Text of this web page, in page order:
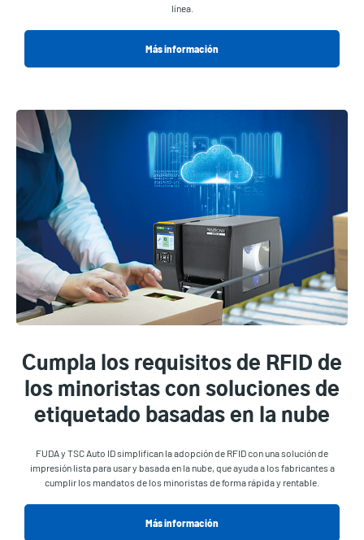
línea.
Más información
Cumpla los requisitos de RFID de
los minoristas con soluciones de
etiquetado basadas en la nube
FUDA y TSC Auto ID simplifican la adopción de RFID con una solución de
impresión lista para usar y basada en la nube, que ayuda a los fabricantes a
cumplir los mandatos de los minoristas de forma rápida y rentable.
Más información